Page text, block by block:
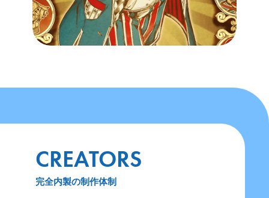
CREATORS
完全内製の制作体制